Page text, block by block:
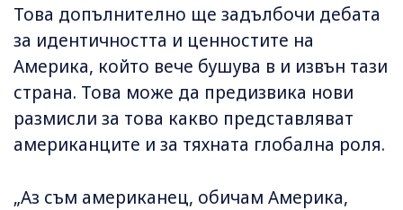
Това допълнително ще задълбочи дебата
за идентичността и ценностите на
Америка, който вече бушува в и извън тази
страна. Това може да предизвика нови
размисли за това какво представляват
американците и за тяхната глобална роля.
„Аз съм американец, обичам Америка,